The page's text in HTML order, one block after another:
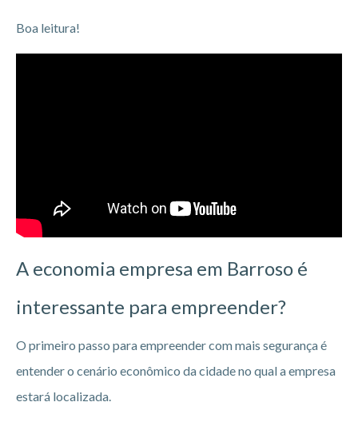
Boa leitura!
A economia empresa em Barroso é
interessante para empreender?
O primeiro passo para empreender com mais segurança é
entender o cenário econômico da cidade no qual a empresa
estará localizada.